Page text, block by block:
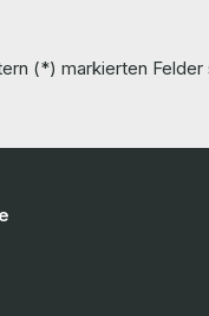
(*) markierten